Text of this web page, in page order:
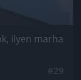
ilyen marha